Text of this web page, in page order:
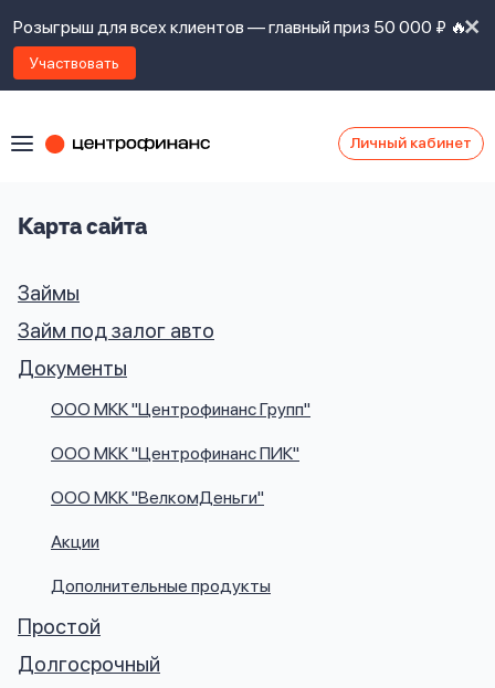
Розыгрыш для всех клиентов — главный приз 50 000 ₽ 🔥
Участвовать
Личный кабинет
Карта сайта
Займы
Займ под залог авто
Документы
ООО МКК "Центрофинанс Групп"
ООО МКК "Центрофинанс ПИК"
ООО МКК "ВелкомДеньги"
Акции
Дополнительные продукты
Простой
Долгосрочный
контакты
вопрос
Ок
Ок
Я
правилами
займов,
сайта,
даю
согласие
на
обработку
личных
данных